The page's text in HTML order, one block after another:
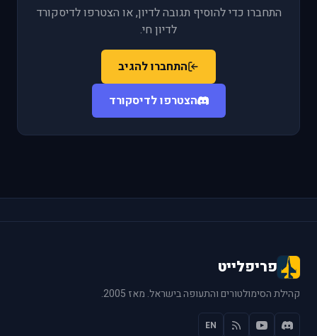
התחברו כדי להוסיף תגובה לדיון, או הצטרפו לדיסקורד
לדיון חי.
התחברו להגיב
הצטרפו לדיסקורד
פריפלייט
קהילת הסימולטורים והתעופה בישראל. מאז 2005.
EN